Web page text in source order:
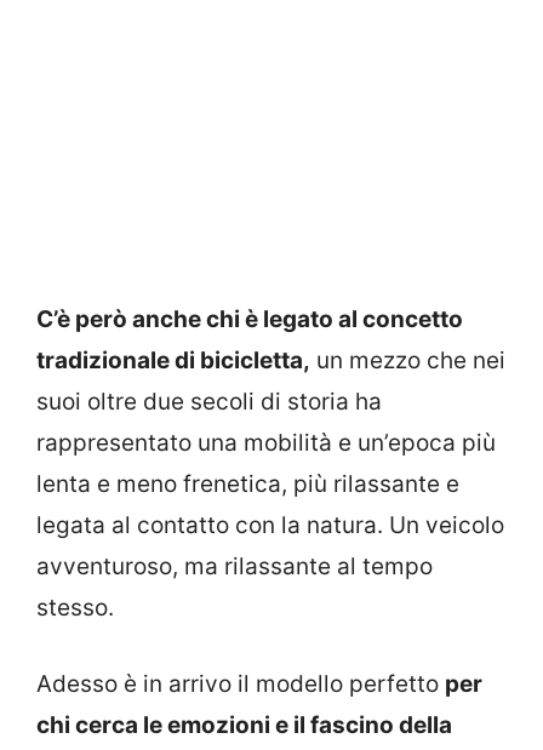
C’è però anche chi è legato al concetto
tradizionale di bicicletta, un mezzo che nei
suoi oltre due secoli di storia ha
rappresentato una mobilità e un’epoca più
lenta e meno frenetica, più rilassante e
legata al contatto con la natura. Un veicolo
avventuroso, ma rilassante al tempo
stesso.
Adesso è in arrivo il modello perfetto per
chi cerca le emozioni e il fascino della